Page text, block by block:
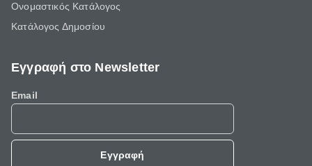
Ονομαστικός Κατάλογος
Κατάλογος Δημοσίου
Εγγραφή στο Newsletter
Email
Εγγραφή